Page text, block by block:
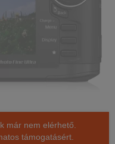
már nem elérhető.
támogatásért.